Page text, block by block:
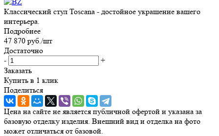
Классический стул Toscana - достойное украшение вашего
интерьера.
Подробнее
47 870 руб./шт
Достаточно
-
+
Заказать
Купить в 1 клик
Поделиться
Цена на сайте не является публичной офертой и указана за
базовую отделку изделия. Внешний вид и отделка на фото
может отличаться от базовой.